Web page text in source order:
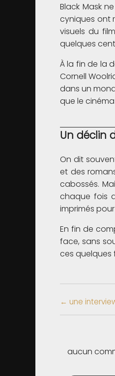
Black Mask
cyniques ont
visuels du
quelques
À la fin de la
Cornell
dans un
que le
Un déclin
On dit
et des
cabossés.
chaque fois
imprimés
En fin de
face, sans
ces quelques
← une
aucun